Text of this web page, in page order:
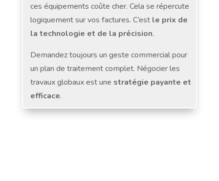
ces équipements coûte cher. Cela se répercute
logiquement sur vos factures. C’est le prix de
la technologie et de la précision.
Demandez toujours un geste commercial pour
un plan de traitement complet. Négocier les
travaux globaux est une stratégie payante et
efficace.